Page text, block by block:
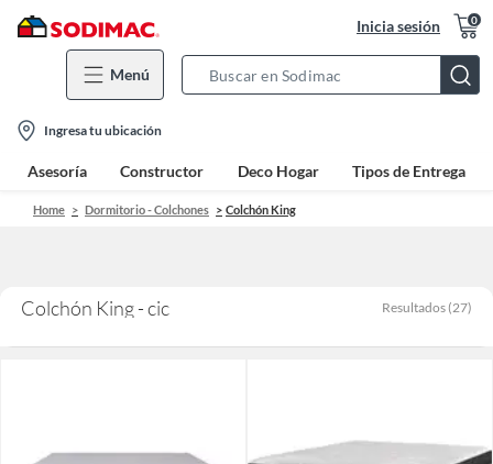
Inicia sesión 0
Menú
Bar
location-
icon
Ingresa tu ubicación
Asesoría Constructor Deco Hogar Tipos de Entrega
Home Dormitorio - Colchones Colchón King
Colchón King - cic Resultados (27)